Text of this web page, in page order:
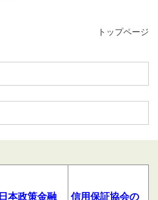
トップページ
日本政策金融
信用保証協会の